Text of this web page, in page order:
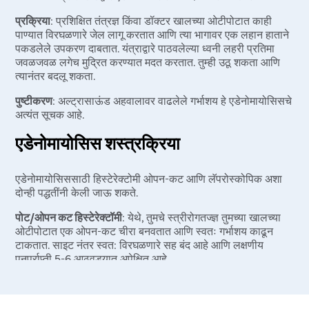
प्रक्रिया: प्रशिक्षित तंत्रज्ञ किंवा डॉक्टर खालच्या ओटीपोटात काही
पाण्यात विरघळणारे जेल लागू करतात आणि त्या भागावर एक लहान हाताने
पकडलेले उपकरण दाबतात. यंत्राद्वारे पाठवलेल्या ध्वनी लहरी प्रतिमा
जवळजवळ लगेच मुद्रित करण्यात मदत करतात. तुम्ही उठू शकता आणि
त्यानंतर बदलू शकता.
पुष्टीकरण: अल्ट्रासाऊंड अहवालावर वाढलेले गर्भाशय हे एडेनोमायोसिसचे
अत्यंत सूचक आहे.
एडेनोमायोसिस शस्त्रक्रिया
एडेनोमायोसिससाठी हिस्टेरेक्टोमी ओपन-कट आणि लॅपरोस्कोपिक अशा
दोन्ही पद्धतींनी केली जाऊ शकते.
पोट/ओपन कट हिस्टेरेक्टॉमी: येथे, तुमचे स्त्रीरोगतज्ज्ञ तुमच्या खालच्या
ओटीपोटात एक ओपन-कट चीरा बनवतात आणि स्वतः गर्भाशय काढून
टाकतात. साइट नंतर स्वत: विरघळणारे सह बंद आहे आणि लक्षणीय
पुनर्प्राप्ती 5-6 आठवड्यात अपेक्षित आहे.